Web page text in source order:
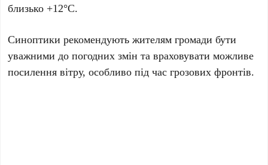
близько +12°C.
Синоптики рекомендують жителям громади бути
уважними до погодних змін та враховувати можливе
посилення вітру, особливо під час грозових фронтів.